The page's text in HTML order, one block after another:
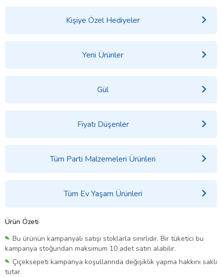
Kişiye Özel Hediyeler
Yeni Ürünler
Gül
Fiyatı Düşenler
Tüm Parti Malzemeleri Ürünleri
Tüm Ev Yaşam Ürünleri
Ürün Özeti
Bu ürünün kampanyalı satışı stoklarla sınırlıdır. Bir tüketici bu
kampanya stoğundan maksimum 10 adet satın alabilir.
Çiçeksepeti kampanya koşullarında değişiklik yapma hakkını saklı
tutar.